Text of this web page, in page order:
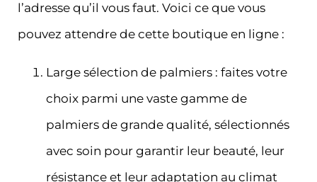
l’adresse qu’il vous faut. Voici ce que vous
pouvez attendre de cette boutique en ligne :
Large sélection de palmiers : faites votre
choix parmi une vaste gamme de
palmiers de grande qualité, sélectionnés
avec soin pour garantir leur beauté, leur
résistance et leur adaptation au climat